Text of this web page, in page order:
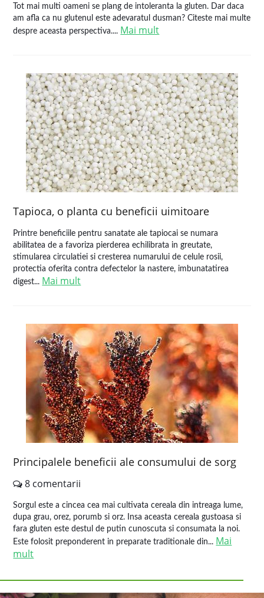
Tot mai multi oameni se plang de intoleranta la gluten. Dar daca
am afla ca nu glutenul este adevaratul dusman? Citeste mai multe
despre aceasta perspectiva.... Mai mult
Tapioca, o planta cu beneficii uimitoare
Printre beneficiile pentru sanatate ale tapiocai se numara
abilitatea de a favoriza pierderea echilibrata in greutate,
stimularea circulatiei si cresterea numarului de celule rosii,
protectia oferita contra defectelor la nastere, imbunatatirea
digest... Mai mult
Principalele beneficii ale consumului de sorg
8 comentarii
Sorgul este a cincea cea mai cultivata cereala din intreaga lume,
dupa grau, orez, porumb si orz. Insa aceasta cereala gustoasa si
fara gluten este destul de putin cunoscuta si consumata la noi.
Este folosit preponderent in preparate traditionale din... Mai
mult